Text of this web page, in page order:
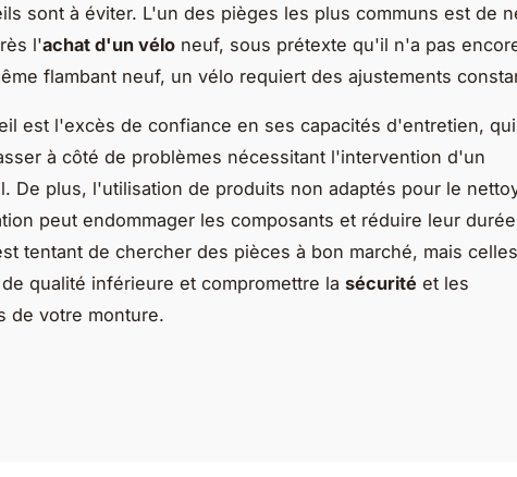
sont à éviter. L'un des pièges les plus communs est de
l'achat d'un vélo neuf, sous prétexte qu'il n'a pas
flambant neuf, un vélo requiert des ajustements
est l'excès de confiance en ses capacités d'entretien,
à côté de problèmes nécessitant l'intervention d'un
De plus, l'utilisation de produits non adaptés pour le
peut endommager les composants et réduire leur
tentant de chercher des pièces à bon marché, mais
qualité inférieure et compromettre la sécurité et les
de votre monture.